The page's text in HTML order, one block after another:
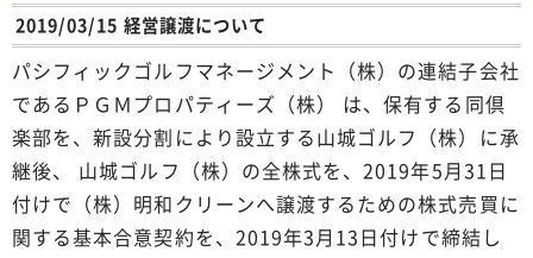
2019/03/15 経営譲渡について
パシフィックゴルフマネージメント（株）の連結子会社
であるＰＧＭプロパティーズ（株） は、保有する同倶
楽部を、新設分割により設立する山城ゴルフ（株）に承
継後、 山城ゴルフ（株）の全株式を、2019年5月31日
付けで（株）明和クリーンへ譲渡するための株式売買に
関する基本合意契約を、2019年3月13日付けで締結し